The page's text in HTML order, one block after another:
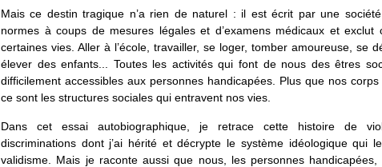
Mais ce destin tragique n’a rien de naturel : il est écrit par une
normes à coups de mesures légales et d’examens médicaux et exclut
certaines vies. Aller à l’école, travailler, se loger, tomber amoureuse, se
élever des enfants... Toutes les activités qui font de nous des êtres
difficilement accessibles aux personnes handicapées. Plus que nos corps
ce sont les structures sociales qui entravent nos vies.
Dans cet essai autobiographique, je retrace cette histoire de
discriminations dont j’ai hérité et décrypte le système idéologique qui
validisme. Mais je raconte aussi que nous, les personnes handicapées,